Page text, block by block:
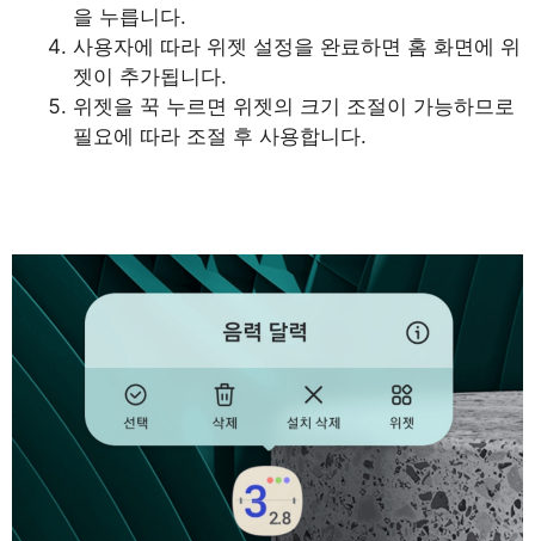
을 누릅니다.
사용자에 따라 위젯 설정을 완료하면 홈 화면에 위
젯이 추가됩니다.
위젯을 꾹 누르면 위젯의 크기 조절이 가능하므로
필요에 따라 조절 후 사용합니다.